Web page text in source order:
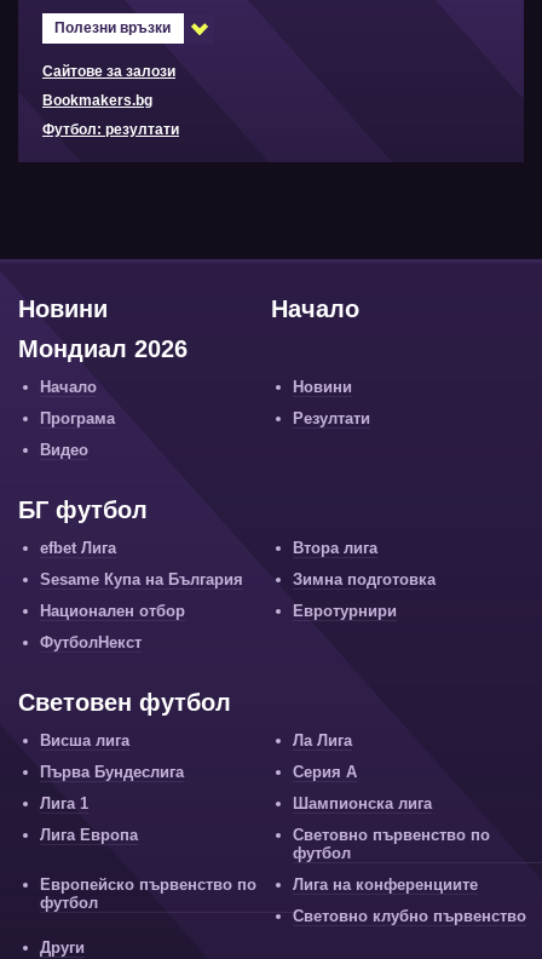
Полезни връзки
Сайтове за залози
Bookmakers.bg
Футбол: резултати
Начало
Новини
Мондиал 2026
Начало
Новини
Програма
Резултати
Видео
БГ футбол
efbet Лига
Втора лига
Sesame Купа на България
Зимна подготовка
Национален отбор
Евротурнири
ФутболНекст
Световен футбол
Висша лига
Ла Лига
Първа Бундеслига
Серия А
Лига 1
Шампионска лига
Лига Европа
Световно първенство по
футбол
Европейско първенство по
футбол
Лига на конференциите
Световно клубно първенство
Други